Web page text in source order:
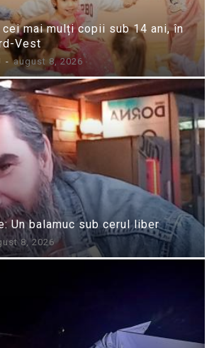
mai mulți copii sub 14 ani, în
Vest
- august 8, 2026
Un balamuc sub cerul liber
8, 2026